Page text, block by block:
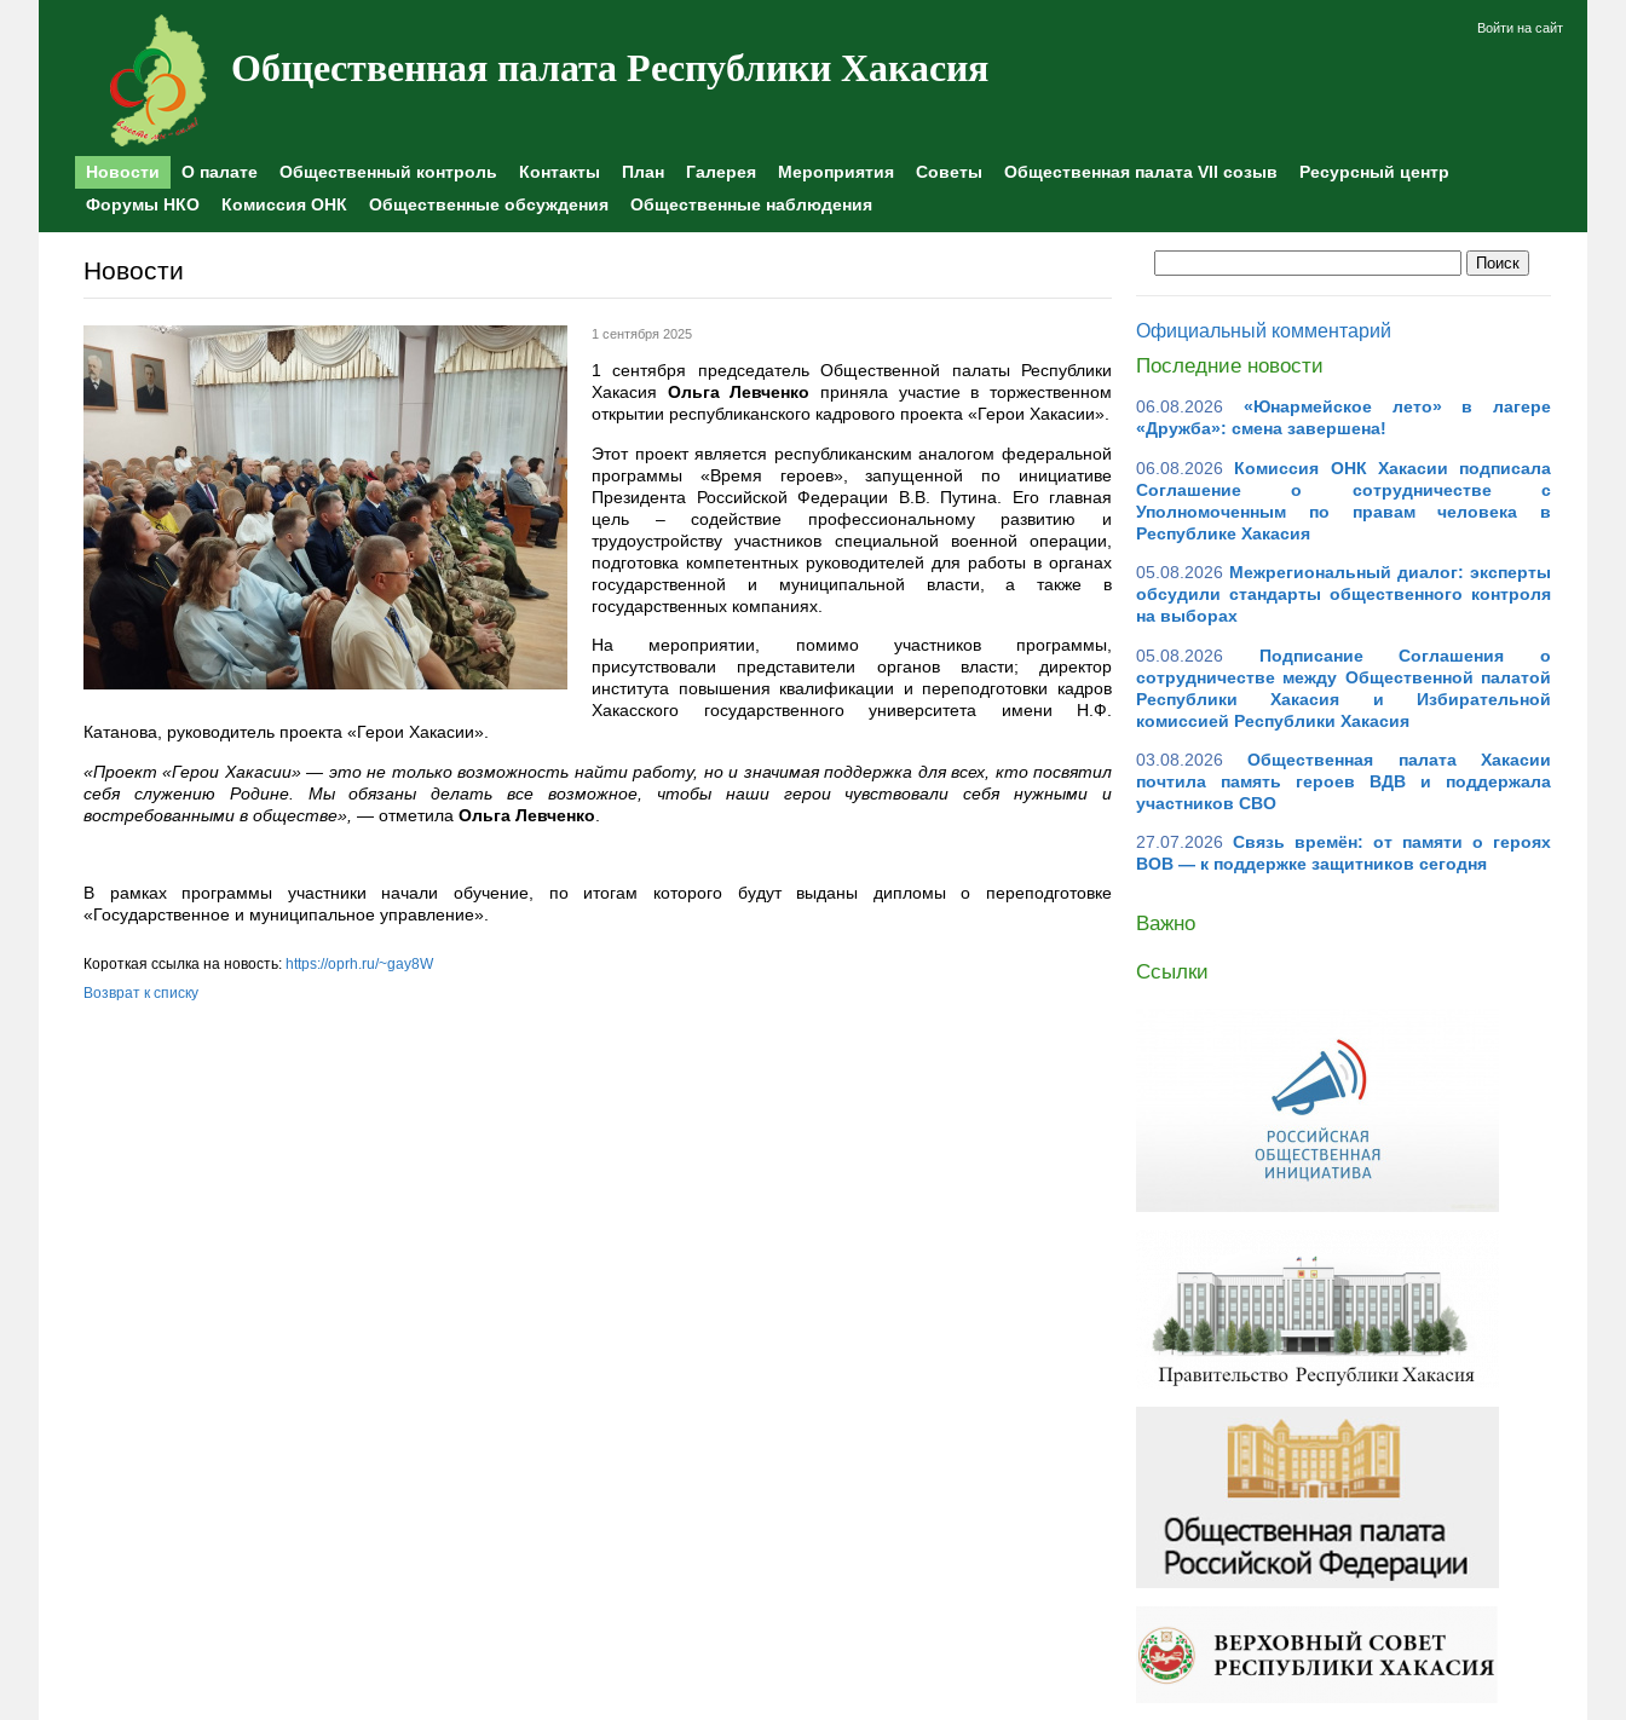
Общественная палата Республики Хакасия
Войти на сайт
Новости О палате Общественный контроль Контакты План Галерея Мероприятия Советы Общественная палата VII созыв
Ресурсный центр
Форумы НКО
Комиссия ОНК Общественные обсуждения Общественные наблюдения
Новости
1 сентября 2025
1 сентября председатель Общественной палаты Республики
Хакасия Ольга Левченко приняла участие в торжественном
открытии республиканского кадрового проекта «Герои Хакасии».
Этот проект является республиканским аналогом федеральной
программы «Время героев», запущенной по инициативе
Президента Российской Федерации В.В. Путина. Его главная
цель – содействие профессиональному развитию и
трудоустройству участников специальной военной операции,
подготовка компетентных руководителей для работы в органах
государственной и муниципальной власти, а также в
государственных компаниях.
На мероприятии, помимо участников программы,
присутствовали представители органов власти; директор
института повышения квалификации и переподготовки кадров
Хакасского государственного университета имени Н.Ф.
Катанова, руководитель проекта «Герои Хакасии».
«Проект «Герои Хакасии» — это не только возможность найти работу, но и значимая поддержка для всех, кто посвятил
себя служению Родине. Мы обязаны делать все возможное, чтобы наши герои чувствовали себя нужными и
востребованными в обществе», — отметила Ольга Левченко
В рамках программы участники начали обучение, по итогам которого будут выданы дипломы о переподготовке
«Государственное и муниципальное управление».
Короткая ссылка на новость: https://oprh.ru/~gay8W
Возврат к списку
Официальный комментарий
Последние новости
06.08.2026
«Юнармейское лето» в лагере
«Дружба»: смена завершена!
06.08.2026
Комиссия ОНК Хакасии подписала
Соглашение о сотрудничестве с
Уполномоченным по правам человека в
Республике Хакасия
05.08.2026 Межрегиональный диалог: эксперты
обсудили стандарты общественного контроля
на выборах
05.08.2026
Подписание Соглашения о
сотрудничестве между Общественной палатой
Республики Хакасия и Избирательной
комиссией Республики Хакасия
03.08.2026
Общественная палата Хакасии
почтила память героев ВДВ и поддержала
участников СВО
27.07.2026 Связь времён: от памяти о героях
ВОВ — к поддержке защитников сегодня
Важно
Ссылки